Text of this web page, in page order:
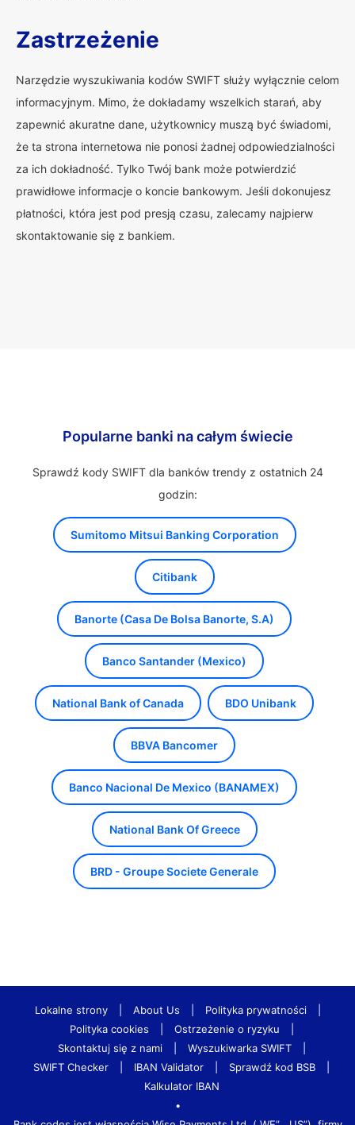
Zastrzeżenie
Narzędzie wyszukiwania kodów SWIFT służy wyłącznie celom
informacyjnym. Mimo, że dokładamy wszelkich starań, aby
zapewnić akuratne dane, użytkownicy muszą być świadomi,
że ta strona internetowa nie ponosi żadnej odpowiedzialności
za ich dokładność. Tylko Twój bank może potwierdzić
prawidłowe informacje o koncie bankowym. Jeśli dokonujesz
płatności, która jest pod presją czasu, zalecamy najpierw
skontaktowanie się z bankiem.
Popularne banki na całym świecie
Sprawdź kody SWIFT dla banków trendy z ostatnich 24
godzin:
Sumitomo Mitsui Banking Corporation
Citibank
Banorte (Casa De Bolsa Banorte, S.A)
Banco Santander (Mexico)
National Bank of Canada BDO Unibank
BBVA Bancomer
Banco Nacional De Mexico (BANAMEX)
National Bank Of Greece
BRD - Groupe Societe Generale
Lokalne strony About Us Polityka prywatności
Polityka cookies
Ostrzeżenie o ryzyku
Skontaktuj się z nami
Wyszukiwarka SWIFT
SWIFT Checker
IBAN Validator Sprawdź kod BSB
Kalkulator IBAN
•